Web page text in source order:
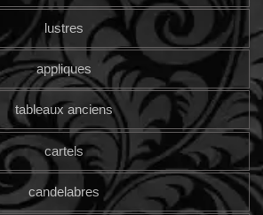
lustres
appliques
tableaux anciens
cartels
candelabres